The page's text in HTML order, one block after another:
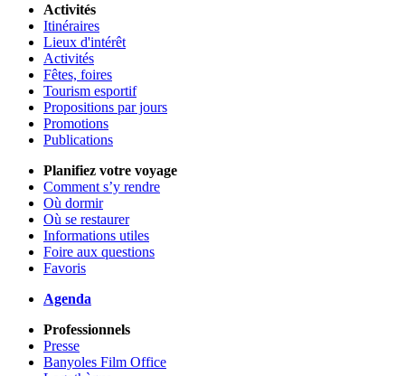
Activités
Itinéraires
Lieux d'intérêt
Activités
Fêtes, foires
Tourism esportif
Propositions par jours
Promotions
Publications
Planifiez votre voyage
Comment s’y rendre
Où dormir
Où se restaurer
Informations utiles
Foire aux questions
Favoris
Agenda
Professionnels
Presse
Banyoles Film Office